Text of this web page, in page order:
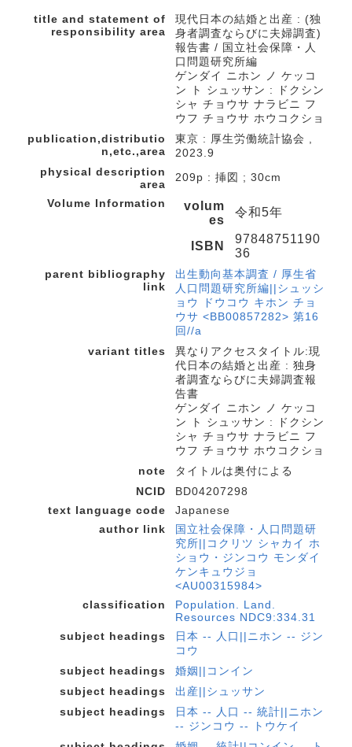
title and statement of
responsibility area
現代日本の結婚と出産 : (独
身者調査ならびに夫婦調査)
報告書 / 国立社会保障・人
口問題研究所編
ゲンダイ ニホン ノ ケッコ
ン ト シュッサン : ドクシン
シャ チョウサ ナラビニ フ
ウフ チョウサ ホウコクショ
publication,distributio
n,etc.,area
東京 : 厚生労働統計協会 ,
2023.9
physical description
area
209p : 挿図 ; 30cm
Volume Information
volum
es
令和5年
ISBN
97848751190
36
parent bibliography
link
出生動向基本調査 / 厚生省
人口問題研究所編||シュッシ
ョウ ドウコウ キホン チョ
ウサ <BB00857282> 第16
回//a
variant titles
異なりアクセスタイトル:現
代日本の結婚と出産 : 独身
者調査ならびに夫婦調査報
告書
ゲンダイ ニホン ノ ケッコ
ン ト シュッサン : ドクシン
シャ チョウサ ナラビニ フ
ウフ チョウサ ホウコクショ
note
タイトルは奥付による
NCID
BD04207298
text language code
Japanese
author link
国立社会保障・人口問題研
究所||コクリツ シャカイ ホ
ショウ・ジンコウ モンダイ
ケンキュウジョ
<AU00315984>
classification
Population. Land.
Resources NDC9:334.31
subject headings
日本 -- 人口||ニホン -- ジン
コウ
subject headings
婚姻||コンイン
subject headings
出産||シュッサン
subject headings
日本 -- 人口 -- 統計||ニホン
-- ジンコウ -- トウケイ